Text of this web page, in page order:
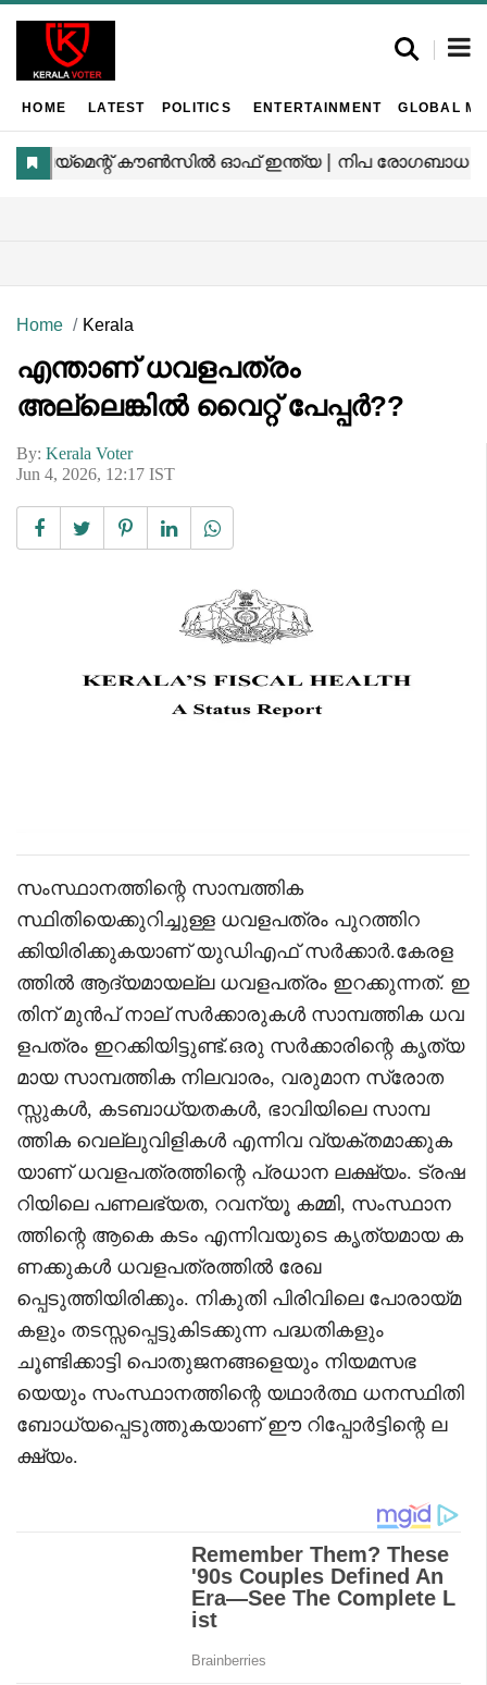
HOME LATEST POLITICS ENTERTAINMENT GLOBAL
Home Kerala
എന്താണ് ധവളപത്രം
അല്ലെങ്കിൽ വൈറ്റ് പേപ്പർ??
By: Kerala Voter
Jun 4, 2026, 12:17 IST
സംസ്ഥാനത്തിന്റെ സാമ്പത്തിക
സ്ഥിതിയെക്കുറിച്ചുള്ള ധവളപത്രം പുറത്തിറ
ക്കിയിരിക്കുകയാണ് യുഡിഎഫ് സർക്കാർ.കേരള
ത്തിൽ ആദ്യമായല്ല ധവളപത്രം ഇറക്കുന്നത്. ഇ
തിന് മുൻപ് നാല് സർക്കാരുകൾ സാമ്പത്തിക ധവ
ളപത്രം ഇറക്കിയിട്ടുണ്ട്.ഒരു സർക്കാരിന്റെ കൃത്യ
മായ സാമ്പത്തിക നിലവാരം, വരുമാന സ്രോത
സ്സുകൾ, കടബാധ്യതകൾ, ഭാവിയിലെ സാമ്പ
ത്തിക വെല്ലുവിളികൾ എന്നിവ വ്യക്തമാക്കുക
യാണ് ധവളപത്രത്തിന്റെ പ്രധാന ലക്ഷ്യം. ട്രഷ
റിയിലെ പണലഭ്യത, റവന്യൂ കമ്മി, സംസ്ഥാന
ത്തിന്റെ ആകെ കടം എന്നിവയുടെ കൃത്യമായ ക
ണക്കുകൾ ധവളപത്രത്തിൽ രേഖ
പ്പെടുത്തിയിരിക്കും. നികുതി പിരിവിലെ പോരായ്മ
കളും തടസ്സപ്പെട്ടുകിടക്കുന്ന പദ്ധതികളും
ചൂണ്ടിക്കാട്ടി പൊതുജനങ്ങളെയും നിയമസഭ
യെയും സംസ്ഥാനത്തിന്റെ യഥാർത്ഥ ധനസ്ഥിതി
ബോധ്യപ്പെടുത്തുകയാണ് ഈ റിപ്പോർട്ടിന്റെ ല
ക്ഷ്യം.